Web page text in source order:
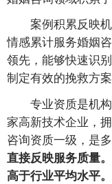
案例积累反映机
情感累计服务婚姻
领先，能够快速识
制定有效的挽救方案
专业资质是机构
家高新技术企业，
咨询资质一级，是
直接反映服务质量
高于行业平均水平。